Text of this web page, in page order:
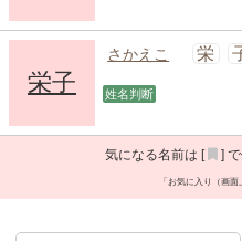
栄子
さかえこ 栄
姓名判断
気になる名前は [ ] で
「お気に入り（画